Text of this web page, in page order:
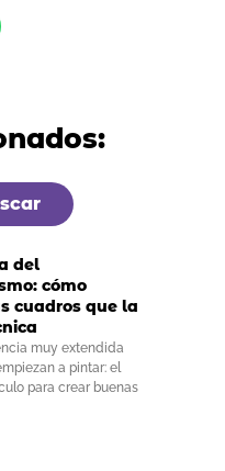
del
cómo
cuadros que la
muy extendida
a pintar: el
para crear buenas